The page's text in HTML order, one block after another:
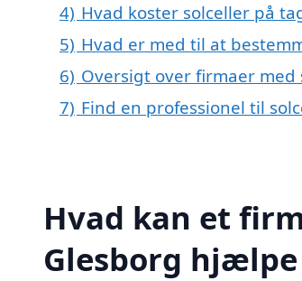
4) Hvad koster solceller på
5) Hvad er med til at
6) Oversigt over firmaer
7) Find en professionel til
Hvad kan et
Glesborg hjælpe